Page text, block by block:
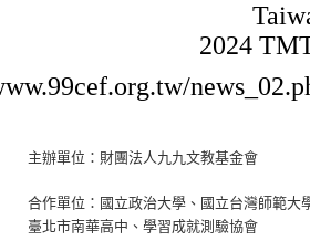
2024
主辦單位：財團法人九九文教基金會
合作單位：國立政治大學、國立台灣師範大
臺北市南華高中、學習成就測驗協會